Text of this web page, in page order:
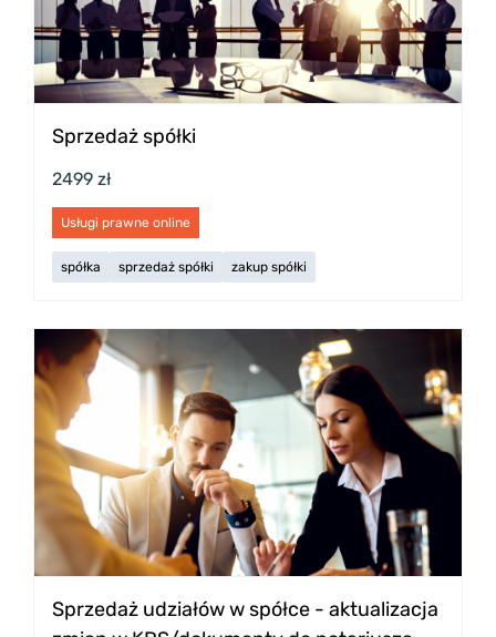
Sprzedaż spółki
2499 zł
Usługi prawne online
spółka sprzedaż spółki zakup spółki
Sprzedaż udziałów w spółce - aktualizacja